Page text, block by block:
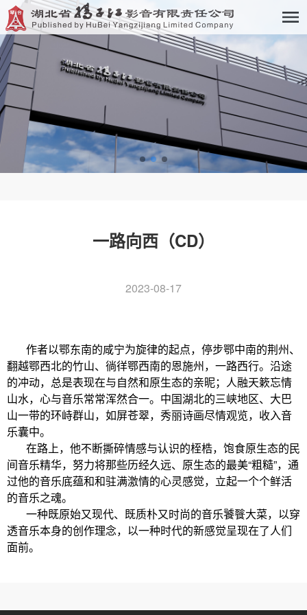
一路向西（CD）
2023-08-17
作者以鄂东南的咸宁为旋律的起点，停步鄂中南的荆州、
翻越鄂西北的竹山、徜徉鄂西南的恩施州，一路西行。沿途
的冲动，总是表现在与自然和原生态的亲昵；人融天簌忘情
山水，心与音乐常常浑然合一。中国湖北的三峡地区、大巴
山一带的环峙群山，如屏苍翠，秀丽诗画尽情观览，收入音
乐囊中。
在路上，他不断撕碎情感与认识的桎梏，饱食原生态的民
间音乐精华，努力将那些历经久远、原生态的最美“粗糙”，通
过他的音乐底蕴和和驻满激情的心灵感觉，立起一个个鲜活
的音乐之魂。
一种既原始又现代、既质朴又时尚的音乐饕餮大菜，以穿
透音乐本身的创作理念，以一种时代的新感觉呈现在了人们
面前。